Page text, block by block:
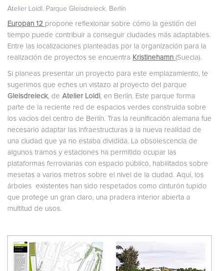
Atelier Loidl. Parque Gleisdreieck. Berlín
Europan 12 propone reflexionar sobre cómo la gestión del
tiempo puede contribuir a conseguir ciudades más adaptables.
Entre las localizaciones planteadas por la organización para la
realización de proyectos se encuentra Kristinehamn (Suecia).
Si planeas presentar un proyecto para este emplazamiento, te
sugerimos que eches un vistazo al proyecto del parque
Gleisdreieck, de Atelier Loidl , en Berlín. Este parque forma
parte de la reciente red de espacios verdes construida sobre
los vacíos del centro de Berlín. Tras la reunificación alemana fue
necesario adaptar las infraestructuras a la nueva realidad de
una ciudad que ya no estaba dividida. La obsolescencia de
algunos tramos y estaciones ha permitido ocupar las
plataformas ferroviarias con espacio público, habilitados sobre
mesetas a varios metros sobre el nivel de la ciudad. Aquí, los
árboles existentes han sido respetados como cinturón tupido
que protege un gran claro, una pradera interior abierta a
multitud de usos.